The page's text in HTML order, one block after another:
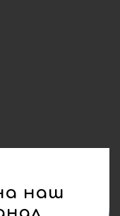
наш